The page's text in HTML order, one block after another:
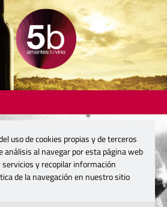
uso de cookies propias y de terceros
análisis al navegar por esta página web
y recopilar información
de la navegación en nuestro sitio